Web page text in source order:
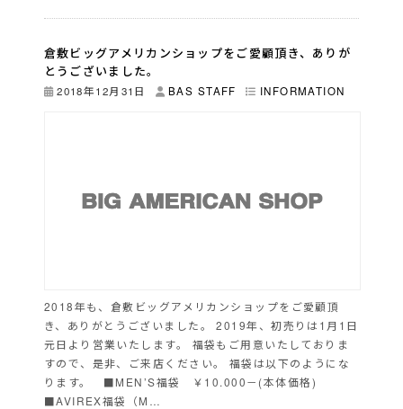
倉敷ビッグアメリカンショップをご愛顧頂き、ありが
とうございました。
2018年12月31日 BAS STAFF INFORMATION
2018年も、倉敷ビッグアメリカンショップをご愛顧頂
き、ありがとうございました。 2019年、初売りは1月1日
元日より営業いたします。 福袋もご用意いたしておりま
すので、是非、ご来店ください。 福袋は以下のようにな
ります。 ■MEN’S福袋 ￥10.000－(本体価格)
■AVIREX福袋（M…